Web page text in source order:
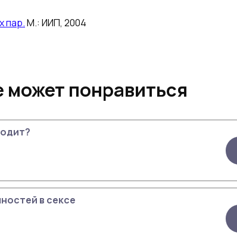
пар.М.: ИИП, 2004
может понравиться
в сексе